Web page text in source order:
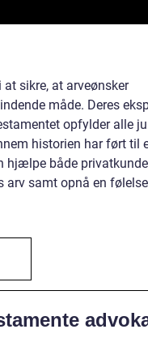
sikre, at arveønsker
måde. Deres
opfylder alle
historien har ført til
hjælpe både
arv samt opnå en